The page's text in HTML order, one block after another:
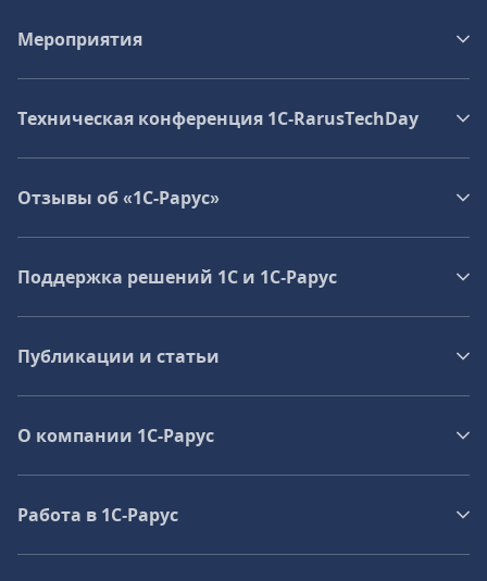
Мероприятия
Техническая конференция 1C‑RarusTechDay
Отзывы об «1С-Рарус»
Поддержка решений 1С и 1С‑Рарус
Публикации и статьи
О компании 1C-Рарус
Работа в 1С‑Рарус